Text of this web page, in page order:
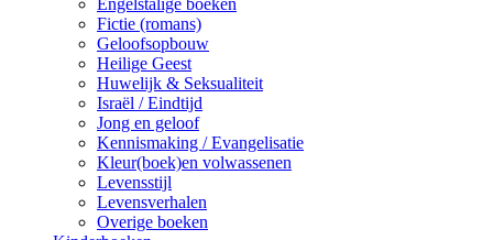
Engelstalige boeken
Fictie (romans)
Geloofsopbouw
Heilige Geest
Huwelijk & Seksualiteit
Israël / Eindtijd
Jong en geloof
Kennismaking / Evangelisatie
Kleur(boek)en volwassenen
Levensstijl
Levensverhalen
Overige boeken